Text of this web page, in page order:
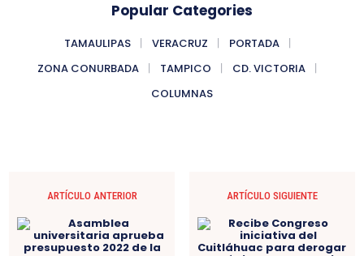
Popular Categories
TAMAULIPAS VERACRUZ
PORTADA
ZONA CONURBADA
TAMPICO
CD. VICTORIA
COLUMNAS
ARTÍCULO ANTERIOR ARTÍCULO SIGUIENTE